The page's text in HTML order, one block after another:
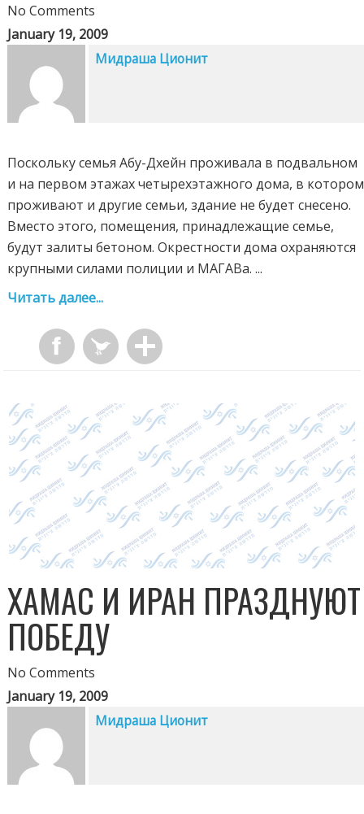
No Comments
January 19, 2009
Мидраша Ционит
Поскольку семья Абу-Дхейн проживала в подвальном
и на первом этажах четырехэтажного дома, в котором
проживают и другие семьи, здание не будет снесено.
Вместо этого, помещения, принадлежащие семье,
будут залиты бетоном. Окрестности дома охраняются
крупными силами полиции и МАГАВа. ...
Читать далее...
ХАМАС И ИРАН ПРАЗДНУЮТ
ПОБЕДУ
No Comments
January 19, 2009
Мидраша Ционит